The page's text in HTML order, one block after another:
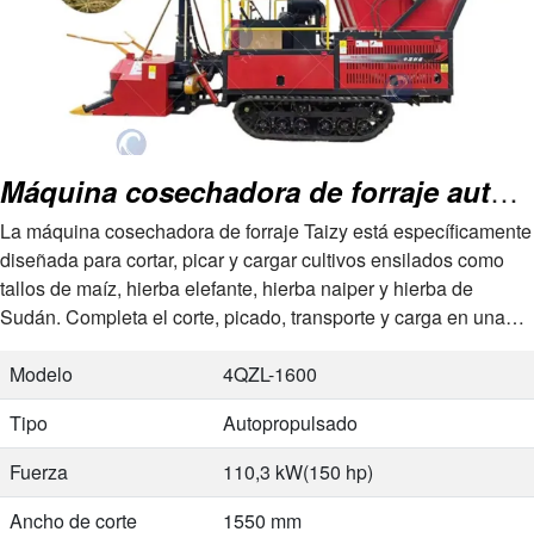
Máquina cosechadora de forraje autopropulsada
La máquina cosechadora de forraje Taizy está específicamente
diseñada para cortar, picar y cargar cultivos ensilados como
tallos de maíz, hierba elefante, hierba naiper y hierba de
Sudán. Completa el corte, picado, transporte y carga en una
la recolección de ensilado…
Modelo
4QZL-1600
Tipo
Autopropulsado
Fuerza
110,3 kW(150 hp)
Ancho de corte
1550 mm